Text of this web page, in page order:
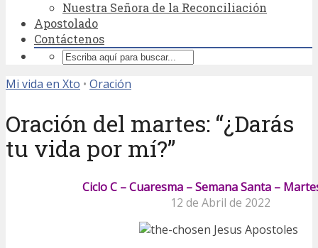
Nuestra Señora de la Reconciliación
Apostolado
Contáctenos
Mi vida en Xto • Oración
Oración del martes: “¿Darás
tu vida por mí?”
Ciclo C – Cuaresma – Semana Santa –
12 de Abril de 2022